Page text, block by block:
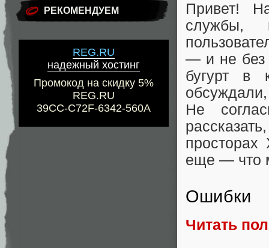
РЕКОМЕНДУЕМ
REG.RU
надежный хостинг
Промокод на скидку 5%
REG.RU
39CC-C72F-6342-560A
Привет!
службы,
— и не без
бугурт в
обсуждали,
Не
еще — что
Ошибки
Читать